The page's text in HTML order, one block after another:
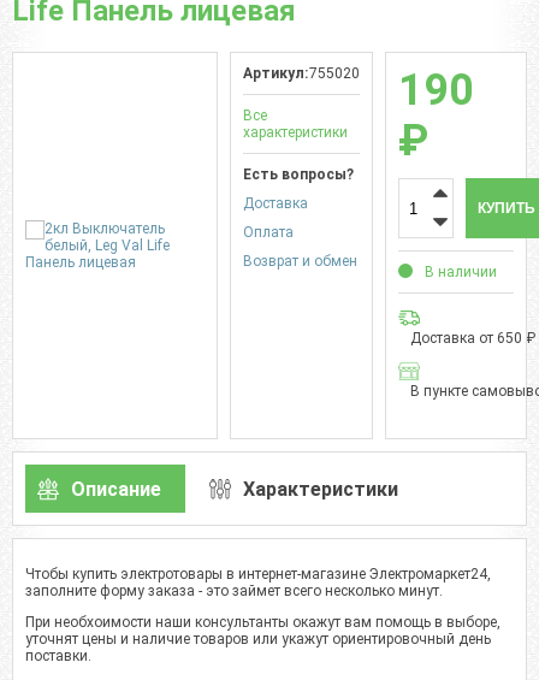
Life Панель лицевая
Артикул:755020
Все
характеристики
Есть вопросы?
Доставка
Оплата
Возврат и обмен
190
₽
КУПИТЬ
В наличии
Доставка от 650 ₽
В пункте
Описание Характеристики
Чтобы купить электротовары в интернет-магазине Электромаркет24,
заполните форму заказа - это займет всего несколько минут.
При необхоимости наши консультанты окажут вам помощь в выборе,
уточнят цены и наличие товаров или укажут ориентировочный день
поставки.